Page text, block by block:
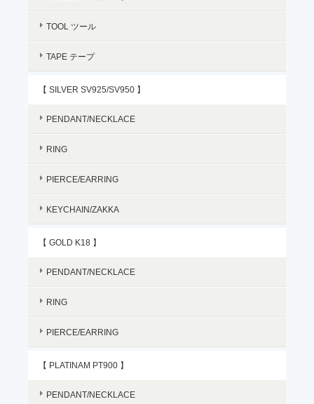
TOOL ツール
TAPE テープ
【 SILVER SV925/SV950 】
PENDANT/NECKLACE
RING
PIERCE/EARRING
KEYCHAIN/ZAKKA
【 GOLD K18 】
PENDANT/NECKLACE
RING
PIERCE/EARRING
【 PLATINAM PT900 】
PENDANT/NECKLACE